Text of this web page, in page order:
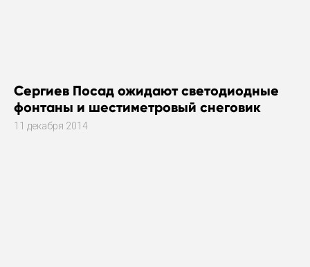
Сергиев Посад ожидают светодиодные
фонтаны и шестиметровый снеговик
11 декабря 2014